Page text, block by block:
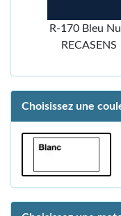
R-170 Bleu
RECASENS
Choisissez une